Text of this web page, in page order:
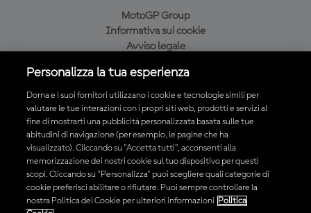
MotoGP Group
Informativa sui cookie
Avviso legale
Condizioni di acquisto
Scarica l'app ufficiale MotoGP™
© 2026 MotoGP Sports Entertainment Group. Tutti i diritti riservati.
Personalizza la tua esperienza
Dorna e i suoi fornitori utilizzano i cookie e tecnologie simili per
valutare le tue interazioni con i propri siti web, prodotti e servizi al
fine di mostrarti una pubblicità personalizzata basata sulle tue
abitudini di navigazione (per esempio, le pagine che ha
visualizzato). Cliccando su "Accetta tutti", acconsenti alla
memorizzazione dei nostri cookie sul tuo dispositivo per questi
scopi. Cliccando su "Personalizza" puoi scegliere quali categorie di
cookie preferisci abilitare o rifiutare. Puoi sempre controllare la
nostra Politica dei Cookie per ulteriori informazioni
Politica